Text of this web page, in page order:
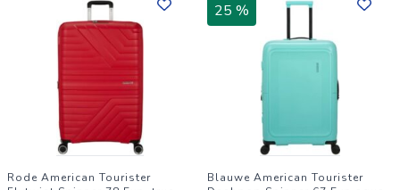
Rode American Tourister
25 %
Blauwe American Tourister